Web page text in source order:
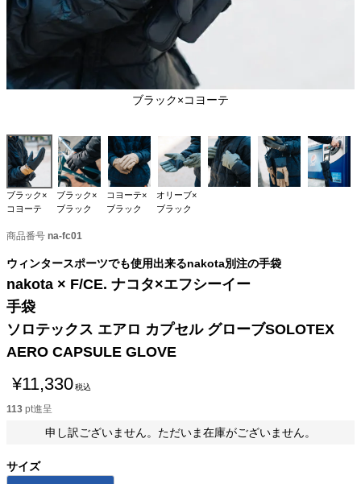
ブラック×コヨーテ
ブラック×
コヨーテ
ブラック×
ブラック
コヨーテ×
ブラック
オリーブ×
ブラック
商品番号 na-fc01
ウィンタースポーツでも使用出来るnakota別注の手袋
nakota × F/CE. ナコタ×エフシーイー
手袋
ソロテックス エアロ カプセル グローブSOLOTEX
AERO CAPSULE GLOVE
¥11,330税込
113 pt進呈
申し訳ございません。ただいま在庫がございません。
サイズ